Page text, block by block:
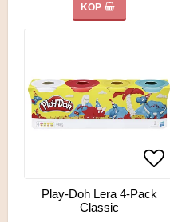
KÖP
Play-Doh Lera 4-Pack
Classic